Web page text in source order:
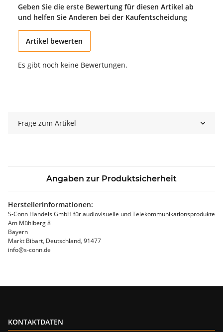
Geben Sie die erste Bewertung für diesen Artikel ab
und helfen Sie Anderen bei der Kaufentscheidung
Artikel bewerten
Es gibt noch keine Bewertungen.
Frage zum Artikel
Angaben zur Produktsicherheit
Herstellerinformationen:
S-Conn Handels GmbH für audiovisuelle und Telekommunikationsprodukte
Am Mühlberg 8
Bayern
Markt Bibart, Deutschland, 91477
info@s-conn.de
KONTAKTDATEN